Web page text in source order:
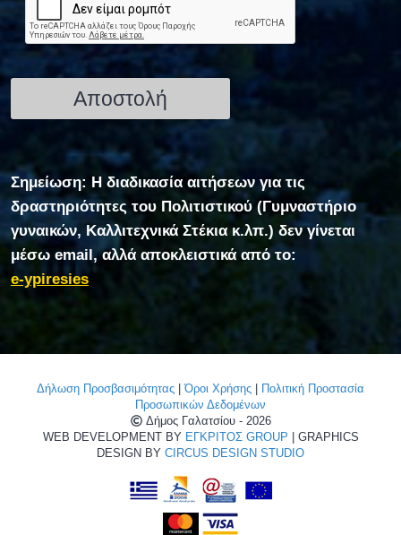
Σημείωση: Η διαδικασία αιτήσεων για τις
δραστηριότητες του Πολιτιστικού (Γυμναστήριο
γυναικών, Καλλιτεχνικά Στέκια κ.λπ.) δεν γίνεται
μέσω email, αλλά αποκλειστικά από το:
e-ypiresies
Δήλωση Προσβασιμότητας |Όροι Χρήσης
Πολιτική Προστασία
Προσωπικών Δεδομένων
Δήμος Γαλατσίου - 2026
WEB DEVELOPMENT BY ΕΓΚΡΙΤΟΣ GROUP | GRAPHICS
DESIGN BY CIRCUS DESIGN STUDIO